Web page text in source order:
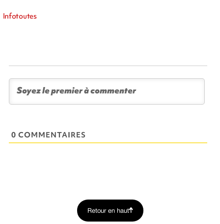
Infotoutes
0 COMMENTAIRES
Retour en haut